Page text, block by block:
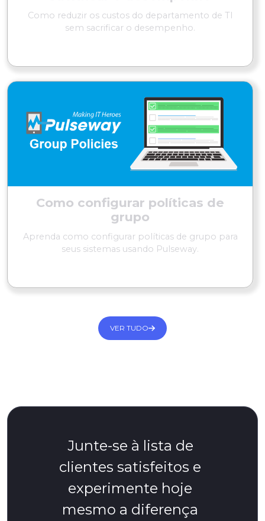
Como reduzir os custos do departamento de TI
sem sacrificar o desempenho.
Como configurar políticas de
grupo
Aprenda como configurar políticas de grupo para
seus sistemas usando Pulseway.
VER TUDO
Junte-se à lista de
clientes satisfeitos e
experimente hoje
mesmo a diferença